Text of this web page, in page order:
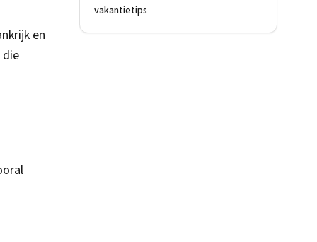
en
die
vakantietips